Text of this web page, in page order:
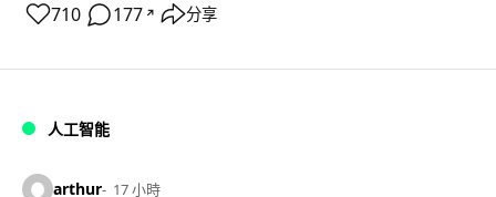
710 177 ↗ 分享
人工智能
arthur 17 小時